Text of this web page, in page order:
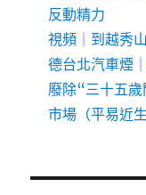
反動精力
視頻｜到越秀
德台北汽車煙
廢除“三十五
市場（平易近